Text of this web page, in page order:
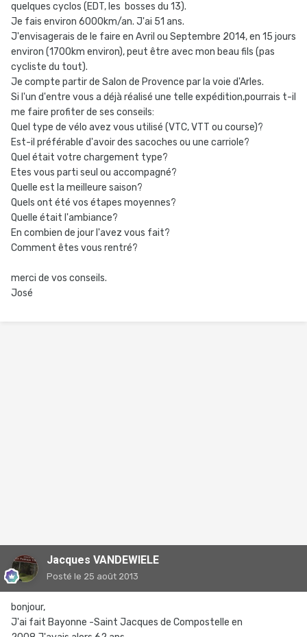
quelques cyclos (EDT, les bosses du 13).
Je fais environ 6000km/an. J'ai 51 ans.
J'envisagerais de le faire en Avril ou Septembre 2014, en 15 jours
environ (1700km environ), peut être avec mon beau fils (pas
cycliste du tout).
Je compte partir de Salon de Provence par la voie d'Arles.
Si l'un d'entre vous a déjà réalisé une telle expédition,pourrais t-il
me faire profiter de ses conseils:
Quel type de vélo avez vous utilisé (VTC, VTT ou course)?
Est-il préférable d'avoir des sacoches ou une carriole?
Quel était votre chargement type?
Etes vous parti seul ou accompagné?
Quelle est la meilleure saison?
Quels ont été vos étapes moyennes?
Quelle était l'ambiance?
En combien de jour l'avez vous fait?
Comment êtes vous rentré?
merci de vos conseils.
José
Jacques VANDEWIELE
Posté le 25 août 2013
bonjour,
J'ai fait Bayonne -Saint Jacques de Compostelle en